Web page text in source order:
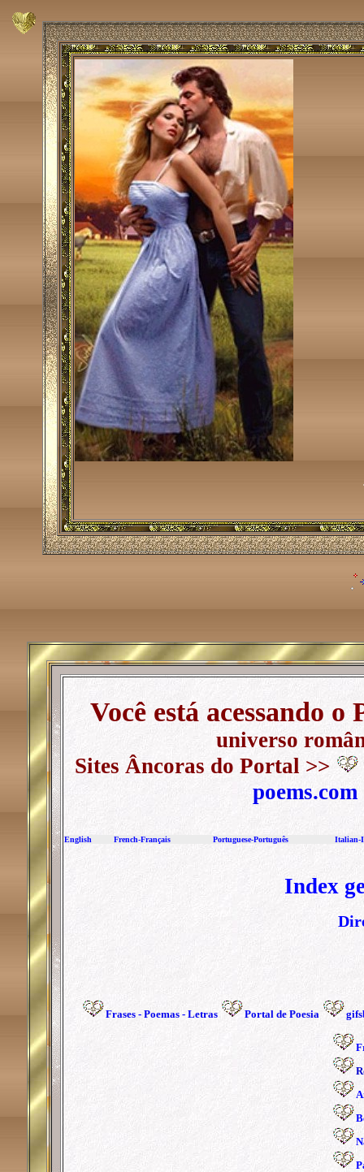
Você está acessando
universo
Sites Âncoras do Portal >>
poems.com
English French-Français Portuguese-Português Italian-
Index
Frases - Poemas - Letras Portal de Poesia gifs
R